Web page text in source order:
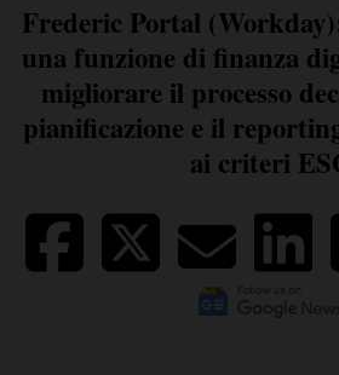
Frederic Portal
una funzione di finanza
migliorare il processo
pianificazione e il
ai criteri